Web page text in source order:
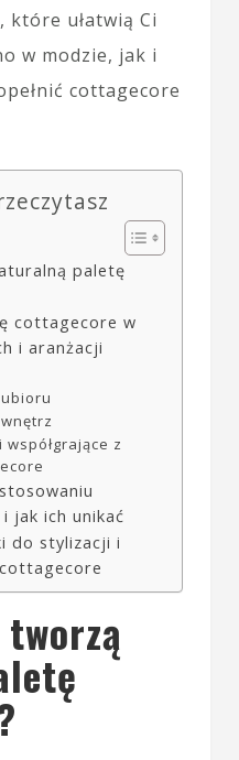
które ułatwią Ci
w modzie, jak i
cottagecore
paletę
cottagecore w
i aranżacji
z
jak ich unikać
do stylizacji i